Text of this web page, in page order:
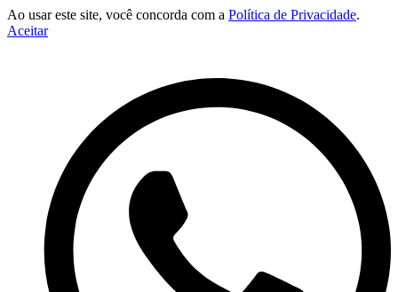
Ao usar este site, você concorda com a Política de Privacidade.
Aceitar